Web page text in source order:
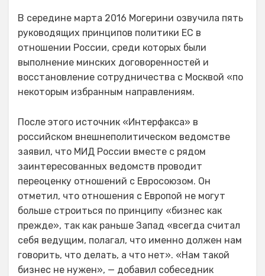
В середине марта 2016 Могерини озвучила пять
руководящих принципов политики ЕС в
отношении России, среди которых были
выполнение минских договоренностей и
восстановление сотрудничества с Москвой «по
некоторым избранным направлениям.
После этого источник «Интерфакса» в
российском внешнеполитическом ведомстве
заявил, что МИД России вместе с рядом
заинтересованных ведомств проводит
переоценку отношений с Евросоюзом. Он
отметил, что отношения с Европой не могут
больше строиться по принципу «бизнес как
прежде», так как раньше Запад «всегда считал
себя ведущим, полагал, что именно должен нам
говорить, что делать, а что нет». «Нам такой
бизнес не нужен», — добавил собеседник